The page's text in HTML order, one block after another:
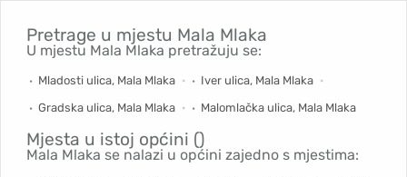
Pretrage u mjestu Mala Mlaka
U mjestu Mala Mlaka pretražuju se:
Mladosti ulica, Mala Mlaka
Iver ulica, Mala Mlaka
Gradska ulica, Mala Mlaka
Malomlačka ulica, Mala Mlaka
Mjesta u istoj općini ()
Mala Mlaka se nalazi u općini zajedno s mjestima: